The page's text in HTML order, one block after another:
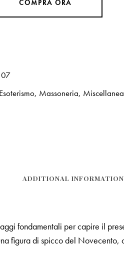
COMPRA ORA
Massoneria, Miscellanea
ADDITIONAL INFORMATION
fondamentali per capire il
figura di spicco del Novecento,